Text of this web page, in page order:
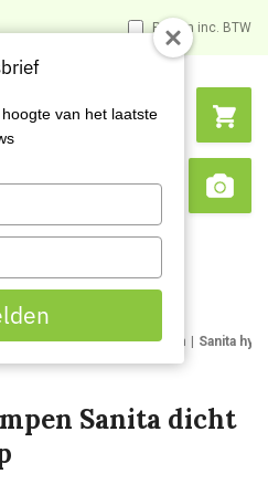
Prijzen inc. BTW
Search
Werkklompen Sanita
Sanita dicht
van het laatste